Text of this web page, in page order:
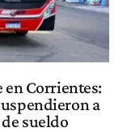
en Corrientes:
a
sueldo